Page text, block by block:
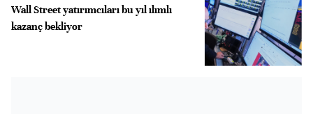
Wall Street yatırımcıları bu yıl ılımlı
kazanç bekliyor